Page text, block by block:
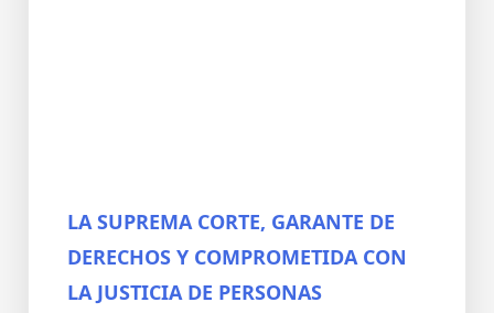
LA SUPREMA CORTE, GARANTE DE
DERECHOS Y COMPROMETIDA CON
LA JUSTICIA DE PERSONAS